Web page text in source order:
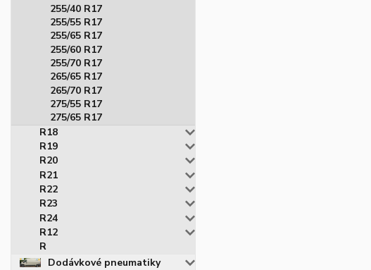
255/40 R17
255/55 R17
255/65 R17
255/60 R17
255/70 R17
265/65 R17
265/70 R17
275/55 R17
275/65 R17
R18
R19
R20
R21
R22
R23
R24
R12
R
Dodávkové pneumatiky